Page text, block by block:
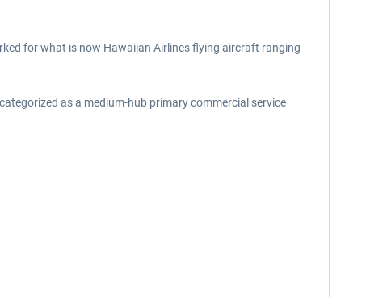
for what is now Hawaiian Airlines flying aircraft ranging
as a medium-hub primary commercial service